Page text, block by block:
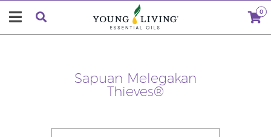
0
Sapuan Melegakan
Thieves®